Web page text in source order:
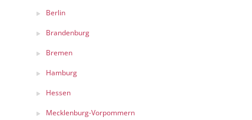
Berlin
Brandenburg
Bremen
Hamburg
Hessen
Mecklenburg-Vorpommern